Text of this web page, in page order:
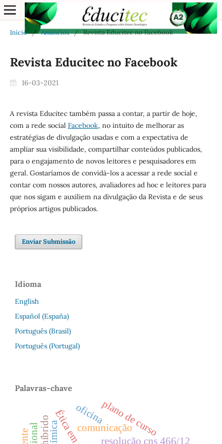
Início / Anúncios / Revista Educitec no Facebook
Revista Educitec no Facebook
16-03-2021
A revista Educitec também passa a contar, a partir de hoje,
com a rede social Facebook, no intuito de melhorar as
estratégias de divulgação usadas e com a expectativa de
ampliar sua visibilidade, compartilhar conteúdos publicados,
para o engajamento de novos leitores e pesquisadores em
geral. Gostaríamos de convidá-los a acessar a rede social e
contar com nossos autores, avaliadores ad hoc e leitores para
que nos sigam e auxiliem na divulgação da Revista e de seus
próprios artigos publicados.
Enviar Submissão
Idioma
English
Español (España)
Português (Brasil)
Português (Portugal)
Palavras-chave
resolução cns 466/12
plano de curso
comunicação
oficina
química